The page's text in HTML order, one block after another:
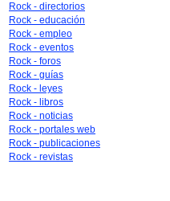
Rock - directorios
Rock - educación
Rock - empleo
Rock - eventos
Rock - foros
Rock - guías
Rock - leyes
Rock - libros
Rock - noticias
Rock - portales web
Rock - publicaciones
Rock - revistas